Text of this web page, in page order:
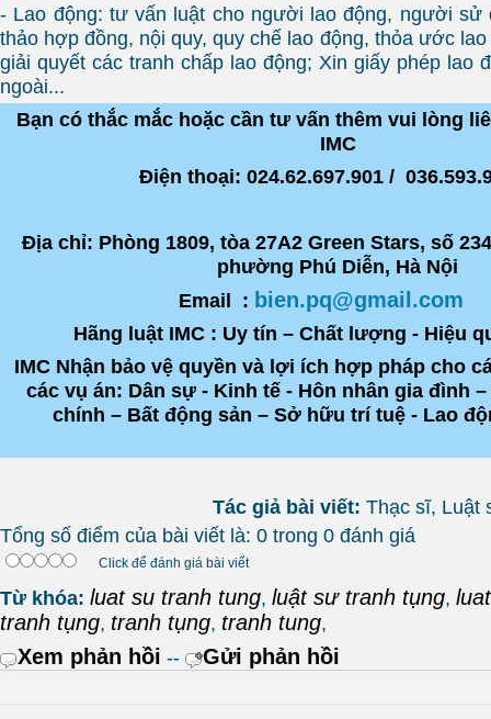
- Lao động: tư vấn luật cho người lao động, người sử
thảo hợp đồng, nội quy, quy chế lao động, thỏa ước
giải quyết các tranh chấp lao động; Xin giấy phép lao
ngoài...
Bạn có thắc mắc hoặc cần tư vấn thêm vui lòng
IMC
Điện thoại: 024.62.697.901 /
Địa chỉ: Phòng 1809, tòa 27A2 Green Stars, số
phường Phú Diễn, Hà Nội
Email : bien.pq@gmail.com
Hãng luật IMC : Uy tín – Chất lượng - Hiệu
IMC Nhận bảo vệ quyền và lợi ích hợp pháp cho
các vụ án: Dân sự - Kinh tế - Hôn nhân gia đình
chính – Bất động sản – Sở hữu trí tuệ - Lao
Tác giả bài viết: Thạc sĩ, Luật
Tổng số điểm của bài viết là: 0 trong 0 đánh giá
Click để đánh giá bài viết
Từ khóa: luat su tranh tung, luật sư tranh tụng,
tranh tụng, tranh tụng, tranh tung,
Xem phản hồi -- Gửi phản hồi